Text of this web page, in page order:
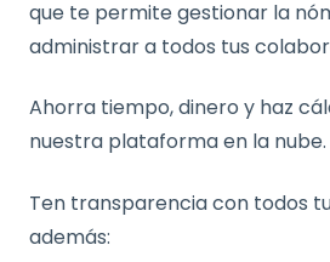
que te permite gestionar la
administrar a todos tus
Ahorra tiempo, dinero y haz
nuestra plataforma en la nube.
Ten transparencia con todos
además: